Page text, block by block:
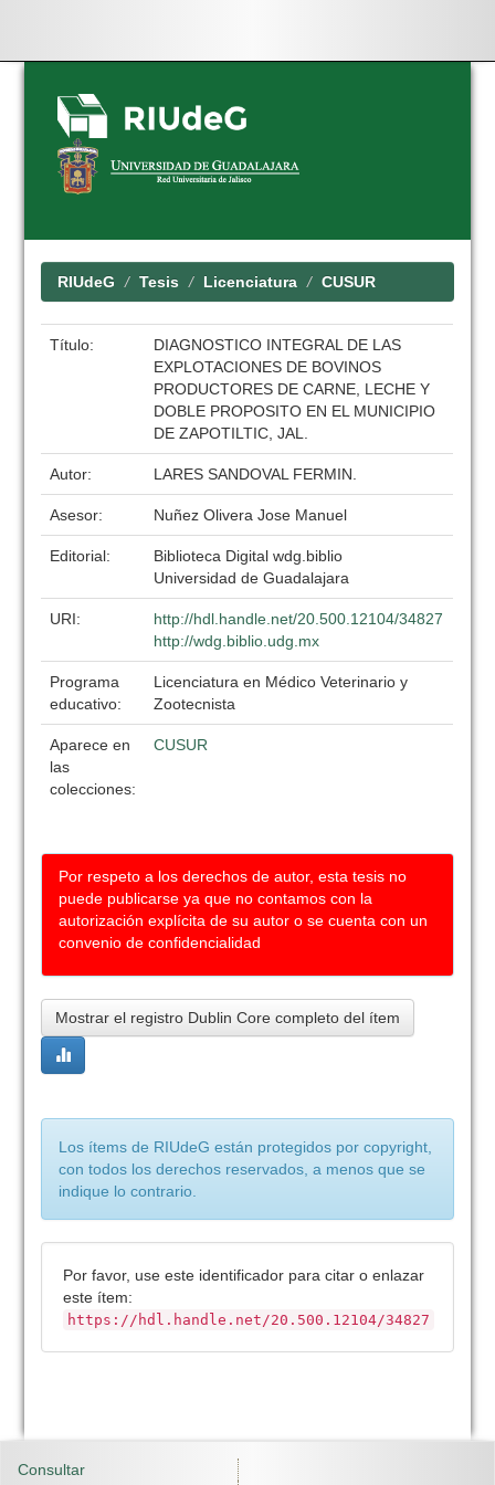
Skip
navigation
RIUdeG Tesis Licenciatura CUSUR
Título:
DIAGNOSTICO INTEGRAL DE LAS
EXPLOTACIONES DE BOVINOS
PRODUCTORES DE CARNE, LECHE Y
DOBLE PROPOSITO EN EL MUNICIPIO
DE ZAPOTILTIC, JAL.
Autor: LARES SANDOVAL FERMIN.
Asesor: Nuñez Olivera Jose Manuel
Editorial:
Biblioteca Digital wdg.biblio
Universidad de Guadalajara
URI:
http://hdl.handle.net/20.500.12104/34827
http://wdg.biblio.udg.mx
Programa
educativo:
Licenciatura en Médico Veterinario y
Zootecnista
Aparece en
las
colecciones:
CUSUR
Por respeto a los derechos de autor, esta tesis no
puede publicarse ya que no contamos con la
autorización explícita de su autor o se cuenta con un
convenio de confidencialidad
Mostrar el registro Dublin Core completo del ítem
Los ítems de RIUdeG están protegidos por copyright,
con todos los derechos reservados, a menos que se
indique lo contrario.
Por favor, use este identificador para citar o enlazar
este ítem:
https://hdl.handle.net/20.500.12104/34827
Consultar